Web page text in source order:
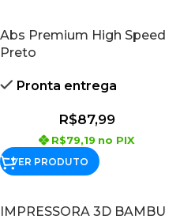
Abs Premium High Speed
Preto
Pronta entrega
R$87,99
R$79,19 no PIX
VER PRODUTO
IMPRESSORA 3D BAMBU